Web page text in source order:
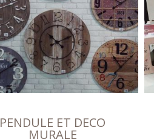
PENDULE ET DECO
MURALE